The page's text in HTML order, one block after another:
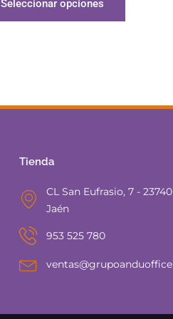
Seleccionar opciones
Tienda
CL San Eufrasio, 7 -
Jaén
953 525 780